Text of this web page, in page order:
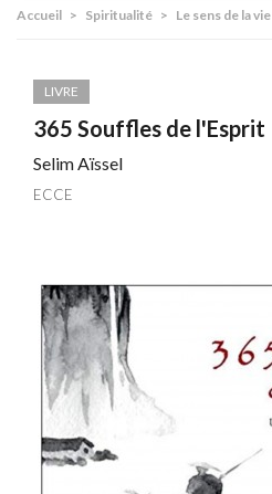
Accueil > Spiritualité > Le sens de la vie
LIVRE
365 Souffles de l'Esprit
Selim Aïssel
ECCE